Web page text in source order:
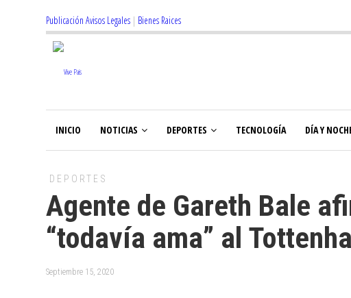
Publicación Avisos Legales | Bienes Raices
INICIO NOTICIAS DEPORTES TECNOLOGÍA DÍA Y
DEPORTES
Agente de Gareth Bale
“todavía ama” al
Septiembre 15, 2020